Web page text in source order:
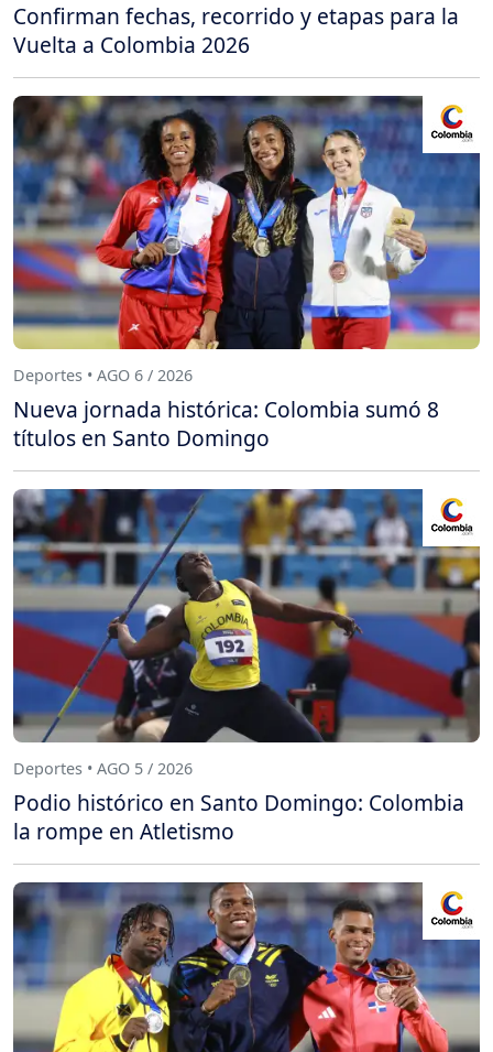
Confirman fechas, recorrido y etapas para la
Vuelta a Colombia 2026
Deportes • AGO 6 / 2026
Nueva jornada histórica: Colombia sumó 8
títulos en Santo Domingo
Deportes • AGO 5 / 2026
Podio histórico en Santo Domingo: Colombia
la rompe en Atletismo